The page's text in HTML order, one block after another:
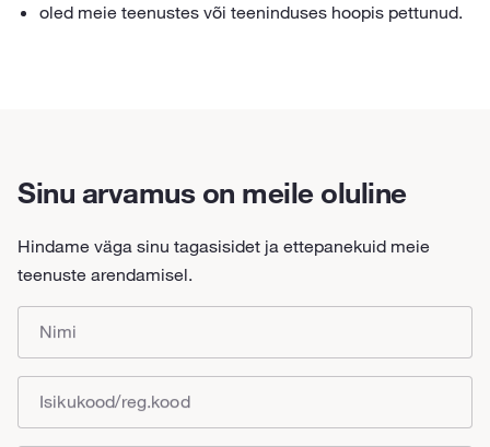
oled meie teenustes või teeninduses hoopis pettunud.
Sinu arvamus on meile oluline
Hindame väga sinu tagasisidet ja ettepanekuid meie
teenuste arendamisel.
Nimi
Isikukood/reg.kood